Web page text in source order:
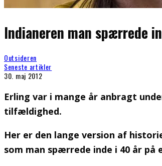
Indianeren man spærrede
Outsideren
Seneste artikler
30. maj 2012
Erling var i mange år anbragt
tilfældighed.
Her er den lange version af
som man spærrede inde i 40 år på